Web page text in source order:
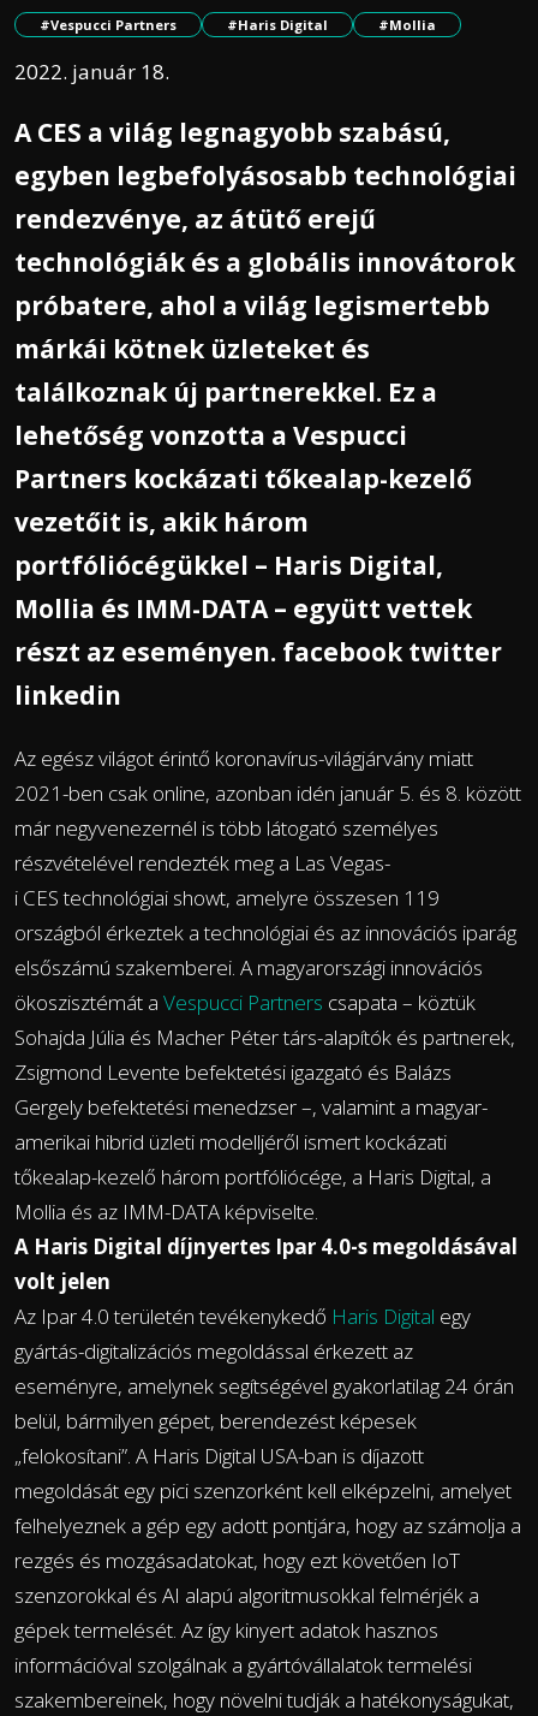
#Vespucci Partners #Haris Digital #Mollia
2022. január 18.
A CES a világ legnagyobb szabású,
egyben legbefolyásosabb technológiai
rendezvénye, az átütő erejű
technológiák és a globális innovátorok
próbatere, ahol a világ legismertebb
márkái kötnek üzleteket és
találkoznak új partnerekkel. Ez a
lehetőség vonzotta a Vespucci
Partners kockázati tőkealap-kezelő
vezetőit is, akik három
portfóliócégükkel – Haris Digital,
Mollia és IMM-DATA – együtt vettek
részt az eseményen. facebook twitter
linkedin
Az egész világot érintő koronavírus-világjárvány miatt
2021-ben csak online, azonban idén január 5. és 8. között
már negyvenezernél is több látogató személyes
részvételével rendezték meg a Las Vegas-
i CES technológiai showt, amelyre összesen 119
országból érkeztek a technológiai és az innovációs iparág
elsőszámú szakemberei. A magyarországi innovációs
ökoszisztémát a Vespucci Partners csapata – köztük
Sohajda Júlia és Macher Péter társ-alapítók és partnerek,
Zsigmond Levente befektetési igazgató és Balázs
Gergely befektetési menedzser –, valamint a magyar-
amerikai hibrid üzleti modelljéről ismert kockázati
tőkealap-kezelő három portfóliócége, a Haris Digital, a
Mollia és az IMM-DATA képviselte.
A Haris Digital díjnyertes Ipar 4.0-s megoldásával
volt jelen
Az Ipar 4.0 területén tevékenykedő Haris Digital egy
gyártás-digitalizációs megoldással érkezett az
eseményre, amelynek segítségével gyakorlatilag 24 órán
belül, bármilyen gépet, berendezést képesek
„felokosítani”. A Haris Digital USA-ban is díjazott
megoldását egy pici szenzorként kell elképzelni, amelyet
felhelyeznek a gép egy adott pontjára, hogy az számolja a
rezgés és mozgásadatokat, hogy ezt követően IoT
szenzorokkal és AI alapú algoritmusokkal felmérjék a
gépek termelését. Az így kinyert adatok hasznos
információval szolgálnak a gyártóvállalatok termelési
szakembereinek, hogy növelni tudják a hatékonyságukat,